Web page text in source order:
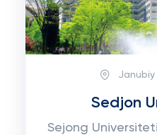
Janubiy
Sedjon
Sejong